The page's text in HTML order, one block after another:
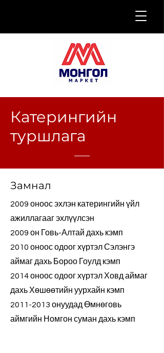
Катерингийн
туршлага
Замнал
2009 оноос эхлэн катерингийн үйл
ажиллагааг эхлүүлсэн
2009 он Говь-Алтай дахь кэмп
2010 оноос одоог хүртэл Сэлэнгэ
аймаг дахь Бороо Гоулд кэмп
2014 оноос одоог хүртэл Ховд аймаг
дахь Хөшөөтийн уурхайн кэмп
2011-2013 онуудад Өмнөговь
аймгийн Номгон суман дахь кэмп